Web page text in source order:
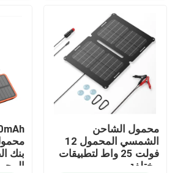
فيديوهات
حولنا
جولة في المصنع
مراقبة الجودة
محمول الشاحن
الشمسي المحمول 12
فولت 25 واط لتطبيقات
مختلفة
بنك